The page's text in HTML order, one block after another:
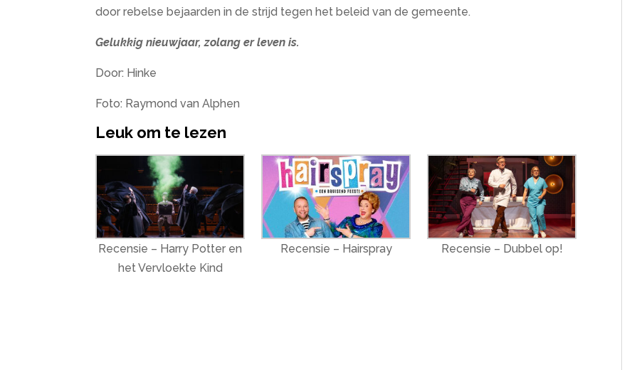
door rebelse bejaarden in de strijd tegen het beleid van de gemeente.
Gelukkig nieuwjaar, zolang er leven is.
Door: Hinke
Foto: Raymond van Alphen
Leuk om te lezen
Recensie – Harry Potter en
het Vervloekte Kind
Recensie – Hairspray Recensie – Dubbel op!